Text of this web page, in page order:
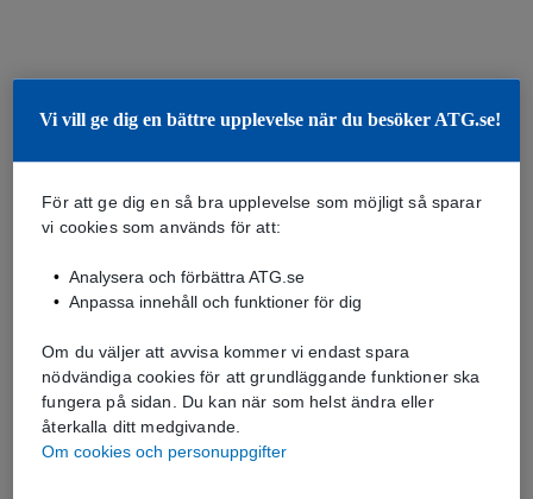
Vi vill ge dig en bättre upplevelse när du besöker ATG.se!
För att ge dig en så bra upplevelse som möjligt så sparar
vi cookies som används för att:
Analysera och förbättra ATG.se
Anpassa innehåll och funktioner för dig
Om du väljer att avvisa kommer vi endast spara
nödvändiga cookies för att grundläggande funktioner ska
fungera på sidan. Du kan när som helst ändra eller
återkalla ditt medgivande.
Om cookies och personuppgifter